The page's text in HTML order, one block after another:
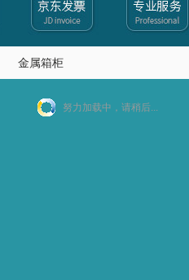
金属箱柜
努力加载中，请稍后...